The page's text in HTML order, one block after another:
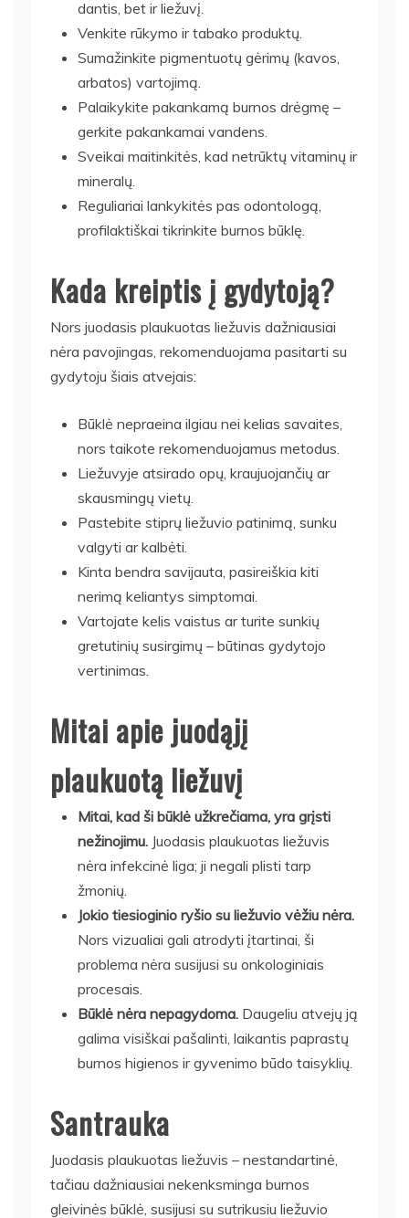
dantis, bet ir liežuvį.
Venkite rūkymo ir tabako produktų.
Sumažinkite pigmentuotų gėrimų (kavos,
arbatos) vartojimą.
Palaikykite pakankamą burnos drėgmę –
gerkite pakankamai vandens.
Sveikai maitinkitės, kad netrūktų vitaminų ir
mineralų.
Reguliariai lankykitės pas odontologą,
profilaktiškai tikrinkite burnos būklę.
Kada kreiptis į gydytoją?
Nors juodasis plaukuotas liežuvis dažniausiai
nėra pavojingas, rekomenduojama pasitarti su
gydytoju šiais atvejais:
Būklė nepraeina ilgiau nei kelias savaites,
nors taikote rekomenduojamus metodus.
Liežuvyje atsirado opų, kraujuojančių ar
skausmingų vietų.
Pastebite stiprų liežuvio patinimą, sunku
valgyti ar kalbėti.
Kinta bendra savijauta, pasireiškia kiti
nerimą keliantys simptomai.
Vartojate kelis vaistus ar turite sunkių
gretutinių susirgimų – būtinas gydytojo
vertinimas.
Mitai apie juodąjį
plaukuotą liežuvį
Mitai, kad ši būklė užkrečiama, yra grįsti
nežinojimu. Juodasis plaukuotas liežuvis
nėra infekcinė liga; ji negali plisti tarp
žmonių.
Jokio tiesioginio ryšio su liežuvio vėžiu nėra.
Nors vizualiai gali atrodyti įtartinai, ši
problema nėra susijusi su onkologiniais
procesais.
Būklė nėra nepagydoma. Daugeliu atvejų ją
galima visiškai pašalinti, laikantis paprastų
burnos higienos ir gyvenimo būdo taisyklių.
Santrauka
Juodasis plaukuotas liežuvis – nestandartinė,
tačiau dažniausiai nekenksminga burnos
gleivinės būklė, susijusi su sutrikusiu liežuvio